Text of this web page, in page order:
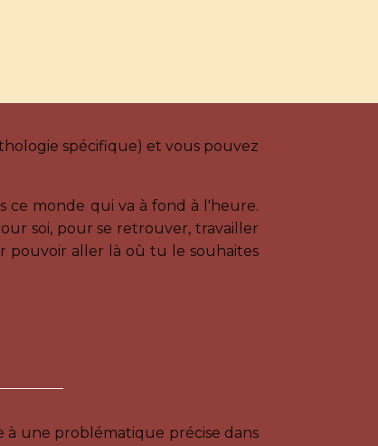
spécifique) et vous pouvez
ce monde qui va à fond à l'heure.
soi, pour se retrouver, travailler
pouvoir aller là où tu le souhaites
à une problématique précise dans